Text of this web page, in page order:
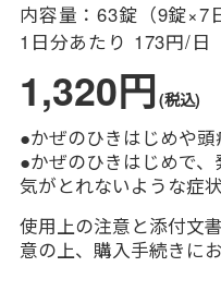
内容量：63錠（9錠×7
1日分あたり 173円/日
1,320円(税込)
●かぜのひきはじめや
●かぜのひきはじめで
気がとれないような症
使用上の注意と添付文
意の上、購入手続きに